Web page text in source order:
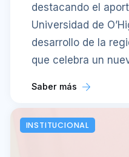
destacando el
Universidad de
desarrollo de la
que celebra un
Saber más
INSTITUCIONAL